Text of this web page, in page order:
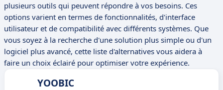
plusieurs outils qui peuvent répondre à vos besoins. Ces
options varient en termes de fonctionnalités, d'interface
utilisateur et de compatibilité avec différents systèmes. Que
vous soyez à la recherche d'une solution plus simple ou d'un
logiciel plus avancé, cette liste d'alternatives vous aidera à
faire un choix éclairé pour optimiser votre expérience.
YOOBIC